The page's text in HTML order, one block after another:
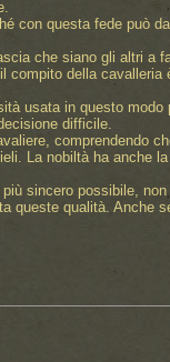
con questa fede può
che siano gli altri a
della
usata in questo
difficile.
comprendendo
La nobiltà ha anche
sincero possibile,
queste qualità. Anche